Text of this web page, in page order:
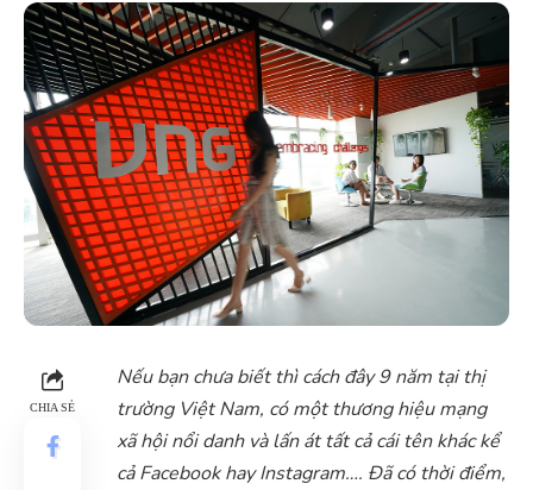
CHIA SẺ
Nếu bạn chưa biết thì cách đây 9 năm tại thị
trường Việt Nam, có một thương hiệu mạng
xã hội nổi danh và lấn át tất cả cái tên khác kể
cả Facebook hay Instagram…. Đã có thời điểm,